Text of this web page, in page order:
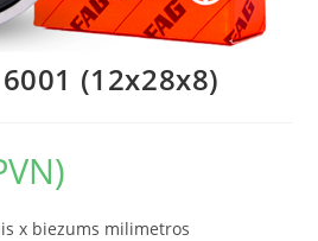
6001 (12x28x8)
x biezums milimetros